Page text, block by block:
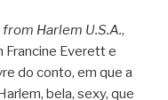
Harlem U.S.A.,
Francine Everett e
do conto, em que a
bela, sexy, que